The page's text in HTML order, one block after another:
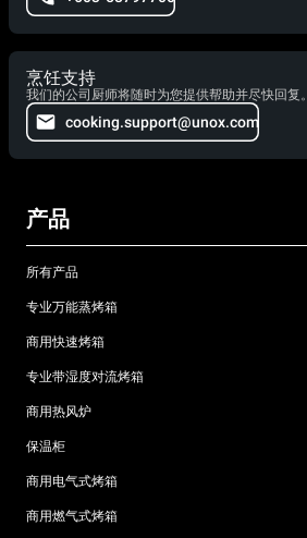
烹饪支持
我们的公司厨师将随时为您提供帮助并尽快回复。
cooking.support@unox.com
产品
所有产品
专业万能蒸烤箱
商用快速烤箱
专业带湿度对流烤箱
商用热风炉
保温柜
商用电气式烤箱
商用燃气式烤箱